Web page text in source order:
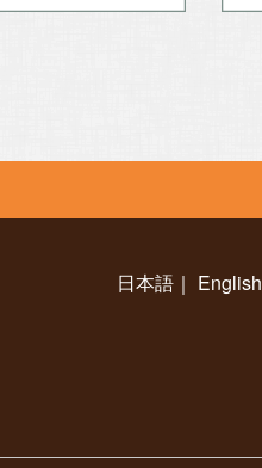
日本語 ｜ English